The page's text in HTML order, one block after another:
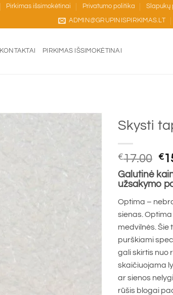
Pirkimas išsimokėtinai Privatumo politika Slapukų
ADMIN@GRUPINISPIRKIMAS.LT
KONTAKTAI PIRKIMAS IŠSIMOKĖTINAI
Skysti
€17.00 €
Galutinė
užsakymo
Optima –
sienas.
medvilnės.
purškiami
gali skirtis nuo
skaičiuojama
ar sienos
rūšis blogai